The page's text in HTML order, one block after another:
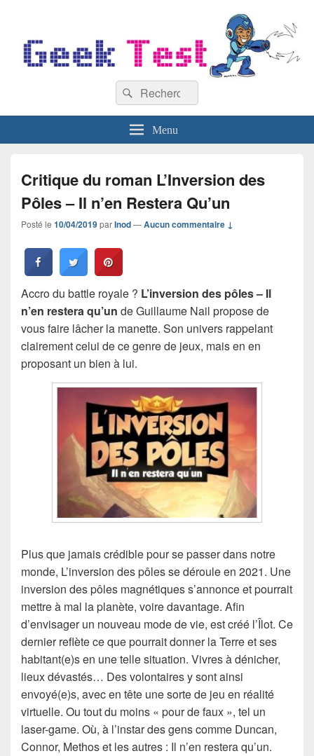
Recherche :
Rechercher
Menu
Critique du roman L’Inversion des
Pôles – Il n’en Restera Qu’un
Posté le 10/04/2019parInod—Aucun commentaire ↓
Accro du battle royale ? L’inversion des pôles – Il
n’en restera qu’un de Guillaume Nail propose de
vous faire lâcher la manette. Son univers rappelant
clairement celui de ce genre de jeux, mais en en
proposant un bien à lui.
Plus que jamais crédible pour se passer dans notre
monde, L’inversion des pôles se déroule en 2021. Une
inversion des pôles magnétiques s’annonce et pourrait
mettre à mal la planète, voire davantage. Afin
d’envisager un nouveau mode de vie, est créé l’Îlot. Ce
dernier reflète ce que pourrait donner la Terre et ses
habitant(e)s en une telle situation. Vivres à dénicher,
lieux dévastés… Des volontaires y sont ainsi
envoyé(e)s, avec en tête une sorte de jeu en réalité
virtuelle. Ou tout du moins « pour de faux », tel un
laser-game. Où, à l’instar des gens comme Duncan,
Connor, Methos et les autres : Il n’en restera qu’un.